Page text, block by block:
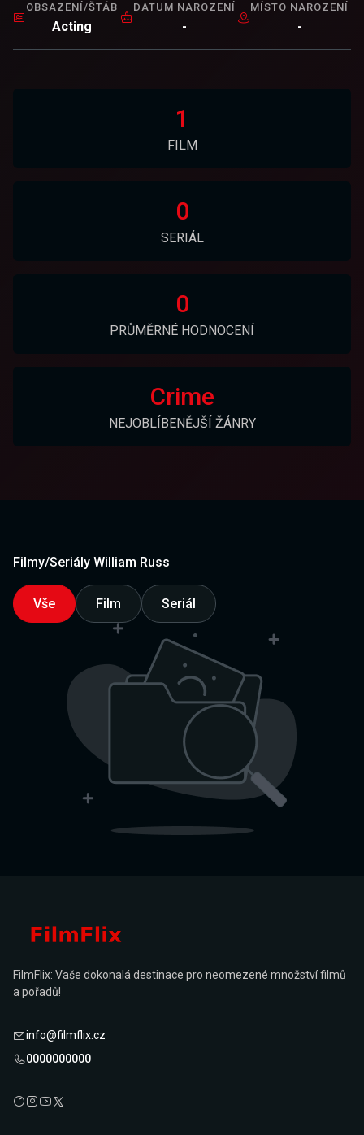
OBSAZENÍ/ŠTÁB
Acting
DATUM NAROZENÍ
-
MÍSTO NAROZENÍ
-
1
FILM
0
SERIÁL
0
PRŮMĚRNÉ HODNOCENÍ
Crime
NEJOBLÍBENĚJŠÍ ŽÁNRY
Filmy/Seriály William Russ
Vše Film Seriál
FilmFlix: Vaše dokonalá destinace pro neomezené množství filmů
a pořadů!
info@filmflix.cz
0000000000